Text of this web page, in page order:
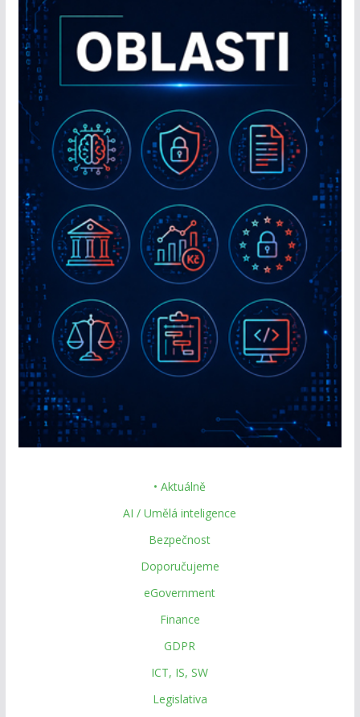
• Aktuálně
AI / Umělá inteligence
Bezpečnost
Doporučujeme
eGovernment
Finance
GDPR
ICT, IS, SW
Legislativa